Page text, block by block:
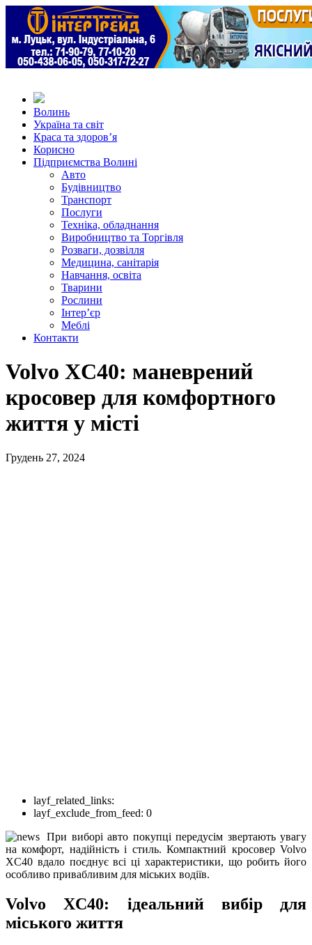
Волинь
Україна та світ
Краса та здоров’я
Корисно
Підприємства Волині
Авто
Будівництво
Транспорт
Послуги
Техніка, обладнання
Виробництво та Торгівля
Розваги, дозвілля
Медицина, санітарія
Навчання, освіта
Тварини
Рослини
Інтер’єр
Меблі
Контакти
Volvo XC40: маневрений
кросовер для комфортного
життя у місті
Грудень 27, 2024
layf_related_links:
layf_exclude_from_feed: 0
При виборі авто покупці передусім звертають увагу
на комфорт, надійність і стиль. Компактний кросовер Volvo
XC40 вдало поєднує всі ці характеристики, що робить його
особливо привабливим для міських водіїв.
Volvo XC40: ідеальний вибір для
міського життя